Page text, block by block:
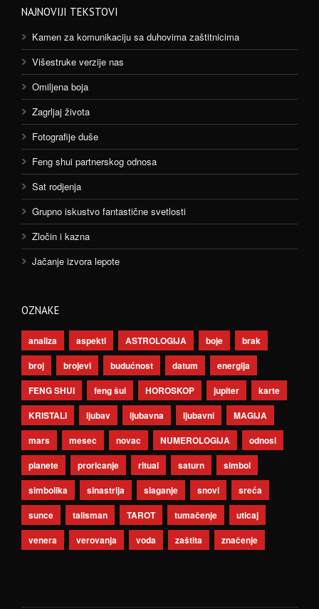
NAJNOVIJI TEKSTOVI
Kamen za komunikaciju sa duhovima zaštitnicima
Višestruke verzije nas
Omiljena boja
Zagrljaj života
Fotografije duše
Feng shui partnerskog odnosa
Sat rodjenja
Grupno iskustvo fantastične svetlosti
Zločin i kazna
Jačanje izvora lepote
OZNAKE
analiza aspekti ASTROLOGIJA boje
brak
broj
brojevi budućnost datum
energija
FENG SHUI
feng šui HOROSKOP jupiter
karte
KRISTALI
ljubav ljubavna ljubavni
MAGIJA
mars
mesec novac NUMEROLOGIJA
odnosi
planete
proricanje ritual saturn
simbol
simbolika
sinastrija slaganje snovi
sreća
sunce
talisman TAROT tumačenje
uticaj
venera
verovanja voda zaštita značenje